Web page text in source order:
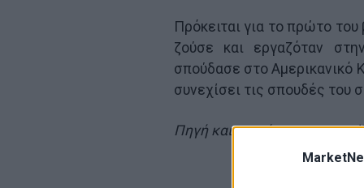
Πρόκειται για το πρώτο
ζούσε και εργαζόταν
σπούδασε στο Αμερικανικό
συνεχίσει τις σπουδές του
Πηγή και